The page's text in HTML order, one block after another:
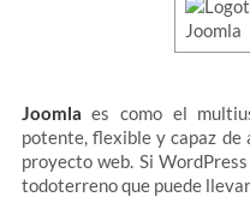
Joomla es como el
potente, flexible y capaz
proyecto web. Si
todoterreno que puede